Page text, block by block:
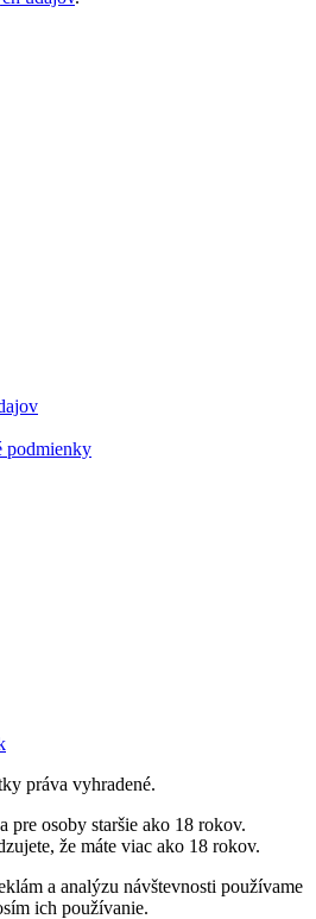
podmienky
práva vyhradené.
pre osoby staršie ako 18 rokov.
že máte viac ako 18 rokov.
a analýzu návštevnosti používame
ich používanie.